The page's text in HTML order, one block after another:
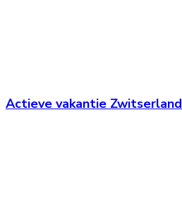
Actieve vakantie Zwitserland